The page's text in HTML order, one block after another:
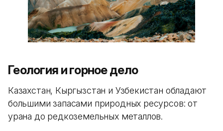
Геология и горное дело
Казахстан, Кыргызстан и Узбекистан обладают
большими запасами природных ресурсов: от
урана до редкоземельных металлов.